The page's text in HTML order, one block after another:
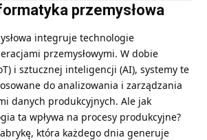
przemysłowa
integruje technologie
przemysłowymi. W dobie
i sztucznej inteligencji (AI), systemy te
do analizowania i zarządzania
danych produkcyjnych. Ale jak
ta wpływa na procesy produkcyjne?
która każdego dnia generuje